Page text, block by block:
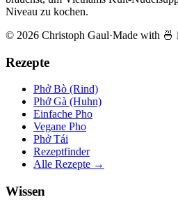
Niveau zu kochen.
© 2026 Christoph Gaul·Made with 🍜
Rezepte
Phở Bò (Rind)
Phở Gà (Huhn)
Einfache Pho
Vegane Pho
Phở Tái
Rezeptfinder
Alle Rezepte →
Wissen